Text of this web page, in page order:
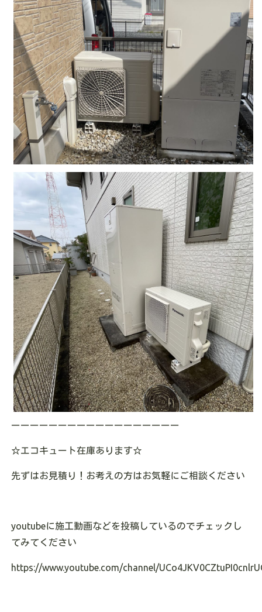
ーーーーーーーーーーーーーーーーーー
☆エコキュート在庫あります☆
先ずはお見積り！お考えの方はお気軽にご相談ください
youtubeに施工動画などを投稿しているのでチェックし
てみてください
https://www.youtube.com/channel/